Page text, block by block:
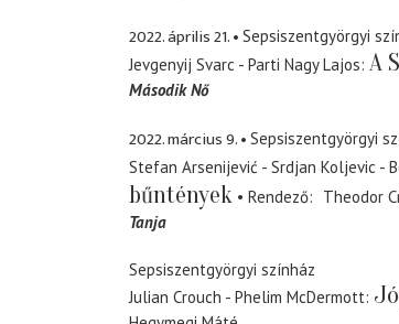
2022. április 21.
Sepsiszentgyörgyi
Jevgenyij Svarc - Parti Nagy Lajos A
Második Nő
2022. március 9.
Sepsiszentgyörgyi
Stefan Arsenijević - Srdjan Koljevic -
bűntények
Rendező
Theodor
Tanja
Sepsiszentgyörgyi színház
Julian Crouch - Phelim McDermott